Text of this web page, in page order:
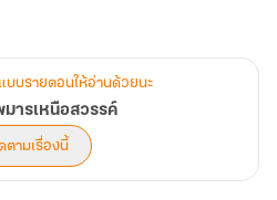
บบรายตอนให้อ่านด้วยนะ
มารเหนือสวรรค์
ตามเรื่องนี้